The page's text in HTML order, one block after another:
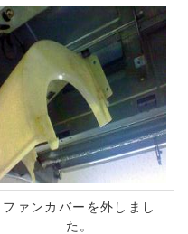
ファンカバーを外しまし
た。